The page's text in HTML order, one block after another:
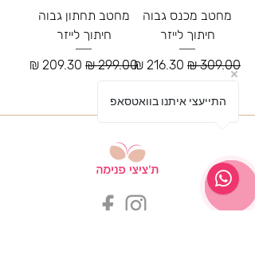
מחטב מכנס גבוה
חיתוך לייזר
מחיר רגיל מחיר מבצע
מחטב תחתון גבוה
חיתוך לייזר
מחיר רגיל מחיר מבצע
התייעצי איתנו בוואטסאפ